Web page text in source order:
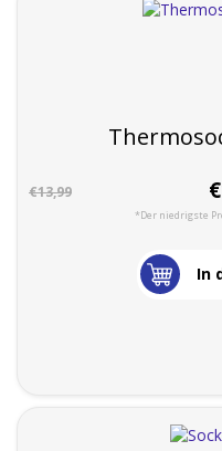
€13,99
*Der niedrigste
In